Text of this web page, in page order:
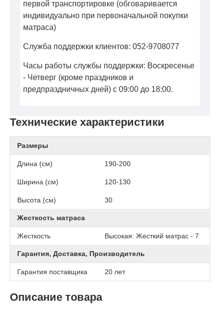
Технические характеристики
Размеры
Длина (см) 190-200
Ширина (см) 120-130
Высота (см) 30
Жесткость матраса
Жесткость Высокая: Жесткий матрас - 7
Гарантия, Доставка, Производитель
Гарантия поставщика 20 лет
Описание товара
первой транспортировке (обговаривается
индивидуально при первоначальной покупки
матраса)
Служба поддержки клиентов: 052-9708077
Часы работы службы поддержки: Воскресенье
- Четверг (кроме праздников и
предпраздничных дней) с 09:00 до 18:00.